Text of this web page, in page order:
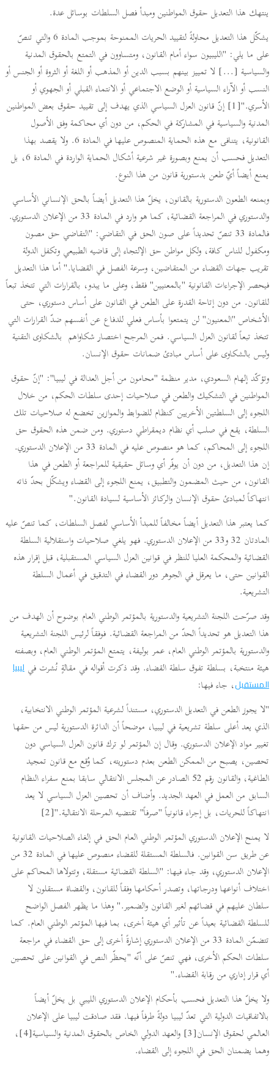
ينتهك هذا التعديل حقوق المواطنين ومبدأ فصل السلطات بوسائل عدة.
يشكّل هذا التعديل محاولةً لتقييد الحريات الممنوحة بموجب المادة 6 والتي تنصّ
على ما يلي: "الليبيون سواء أمام القانون، ومتساوون في التمتع بالحقوق المدنية
والسياسية [...] لا تمييز بينهم بسبب الدين أو المذهب أو اللغة أو الثروة أو الجنس أو
النسب أو الآراء السياسية أو الوضع الاجتماعي أو الانتماء القبلي أو الجهوي أو
الأسري."[1] إنّ قانون العزل السياسي الذي يهدف إلى تقييد حقوق بعض المواطنين
المدنية والسياسية في المشاركة في الحكم، من دون أي محاكمة وفق الأصول
القانونية، يتنافى مع هذه الحماية المنصوص عليها في المادة 6. ولا يقصد بهذا
التعديل فحسب أن يمنع وبصورة غير شرعية أشكال الحماية الواردة في المادة 6، بل
يمنع أيضاً أيّ طعن بدستورية قانون من هذا النوع.
وبمنعه الطعون الدستورية بالقانون، يخلّ هذا التعديل أيضاً بالحق الإنساني الأساسي
والدستوري في المراجعة القضائية، كما هو وارد في المادة 33 من الإعلان الدستوري.
فالمادة 33 تنصّ تحديداً على صون الحق في التقاضي: "التقاضي حق مصون
ومكفول للناس كافة، ولكل مواطن حق الإلتجاء إلى قاضيه الطبيعي وتكفل الدولة
تقريب جهات القضاء من المتقاضين، وسرعة الفصل في القضايا." أما هذا التعديل
فيحصر الإجراءات القانونية "بالمعنيين" فقط، وعلى ما يبدو، بالقرارات التي تتخذ تبعاً
للقانون. من دون إتاحة القدرة على الطعن في القانون على أساس دستوري، حتى
الأشخاص "المعنيون" لن يتمتعوا بأساس فعلي للدفاع عن أنفسهم ضدّ القرارات التي
تتخذ تبعاً لقانون العزل السياسي. فمن المرجح اختصار شكاواهم بالشكاوى التقنية
وليس بالشكاوى على أساس مبادئ ضمانات حقوق الإنسان.
وتؤكّد إلهام السعودي، مدير منظمة "محامون من أجل العدالة في ليبيا": "إنّ حقوق
المواطنين في التشكيك والطعن في صلاحيات إحدى سلطات الحكم، من خلال
اللجوء إلى السلطتين الأخريين كنظام للضوابط والموازين تخضع له صلاحيات تلك
السلطة، يقع في صلب أي نظام ديمقراطي دستوري. ومن ضمن هذه الحقوق حق
اللجوء إلى المحاكم، كما هو منصوص عليه في المادة 33 من الإعلان الدستوري.
إن هذا التعديل، من دون أن يوفّر أي وسائل حقيقية للمراجعة أو الطعن في هذا
القانون، من حيث المضمون والتطبيق، يمنع اللجوء إلى القضاء ويشكّل بحدّ ذاته
انتهاكاً لمبادئ حقوق الإنسان والركائز الأساسية لسيادة القانون."
كما يعتبر هذا التعديل أيضاً مخالفاً للمبدأ الأساسي لفصل السلطات، كما تنصّ عليه
المادتان 32 و33 من الإعلان الدستوري. فهو يلغي صلاحيات واستقلالية السلطة
القضائية والمحكمة العليا للنظر في قوانين العزل السياسي المستقبلية، قبل إقرار هذه
القوانين حتى، ما يعرقل في الجوهر دور القضاء في التدقيق في أعمال السلطة
التشريعية.
وقد صرّحت اللجنة التشريعية والدستورية بالمؤتمر الوطني العام بوضوح أن الهدف من
هذا التعديل هو تحديداً الحدّ من المراجعة القضائية. فوفقاً لرئيس اللجنة التشريعية
والدستورية بالمؤتمر الوطني العام، عمر بوليفة، يتمتع المؤتمر الوطني العام، وبصفته
هيئة منتخبة، بسلطة تفوق سلطة القضاء. وقد ذكرت أقواله في مقالةٍ نُشرت في ليبيا
المستقبل، جاء فيها:
"لا يجوز الطعن في التعديل الدستوري، مستنداً لشرعية المؤتمر الوطني الانتخابية،
الذي يعد أعلى سلطة تشريعية في ليبيا، موضحاً أن الدائرة الدستورية ليس من حقها
تغيير مواد الإعلان الدستوري. وقال إن المؤتمر لو ترك قانون العزل السياسي دون
تحصين، يصبح من الممكن الطعن بعدم دستوريته، كما وُقع مع قانون تمجيد
الطاغية، والقانون رقم 52 الصادر عن المجلس الانتقالي سابقا بمنع سفراء النظام
السابق من العمل في العهد الجديد. وأضاف أن تحصين العزل السياسي لا يعد
انتهاكاً للحريات، بل إجراء قانونياً "صرفاً" تقتضيه المرحلة الانتقالية."[2]
لا يمنح الإعلان الدستوري المؤتمر الوطني العام الحق في إلغاء الصلاحيات القانونية
عن طريق سن القوانين. فالسلطة المستقلة للقضاء منصوص عليها في المادة 32 من
الإعلان الدستوري، وقد جاء فيها: "السلطة القضائية مستقلة، وتتولاها المحاكم على
اختلاف أنواعها ودرجاتها، وتصدر أحكامها وفقاً للقانون، والقضاة مستقلون لا
سلطان عليهم في قضائهم لغير القانون والضمير." وهذا ما يظهر الفصل الواضح
للسلطة القضائية بعيداً عن تأثير أي هيئة أخرى، بما فيها المؤتمر الوطني العام. كما
تتضمّن المادة 33 من الإعلان الدستوري إشارةً أخرى إلى حق القضاء في مراجعة
سلطات الحكم الأخرى، فهي تنصّ على أنّه "يحظّر النص في القوانين على تحصين
أي قرار إداري من رقابة القضاء."
ولا يخلّ هذا التعديل فحسب بأحكام الإعلان الدستوري الليبي بل يخلّ أيضاً
بالاتفاقيات الدولية التي تعدّ ليبيا دولةً طرفاً فيها. فقد صادقت ليبيا على الإعلان
العالمي لحقوق الإنسان[3] والعهد الدولي الخاص بالحقوق المدنية والسياسية[4]،
وهما يضمنان الحق في اللجوء إلى القضاء.